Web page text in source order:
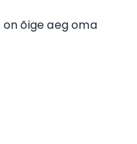
on õige aeg oma